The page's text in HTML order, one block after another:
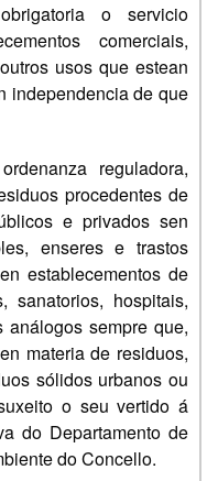
o servicio
comerciais,
usos que estean
independencia de que
reguladora,
procedentes de
e privados sen
enseres e trastos
establecementos de
sanatorios, hospitais,
análogos sempre que,
materia de residuos,
sólidos urbanos ou
o seu vertido á
do Departamento de
do Concello.